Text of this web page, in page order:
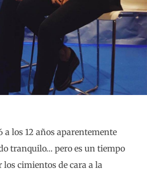
a los 12 años aparentemente
tranquilo… pero es un tiempo
los cimientos de cara a la